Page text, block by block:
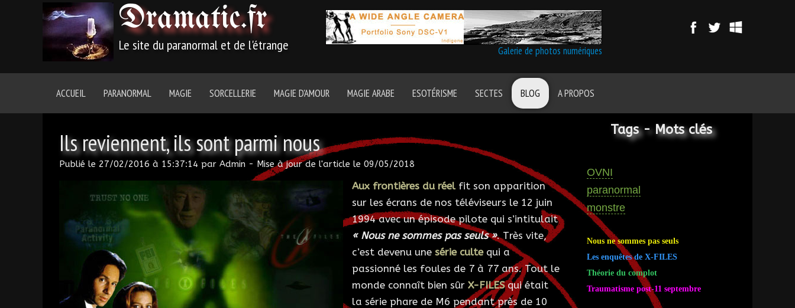
Dramatic.fr
Le site du paranormal et de l'étrange Galerie de photos numériques
ACCUEIL PARANORMAL MAGIE SORCELLERIE MAGIE D'AMOUR MAGIE ARABE ESOTÉRISME SECTES BLOG A PROPOS
Ils reviennent, ils sont parmi nous
Publié le 27/02/2016 à 15:37:14 par Admin - Mise à jour de l'article le 09/05/2018
Aux frontières du réelfit son apparition
sur les écrans de nos téléviseurs le 12 juin
1994 avec un épisode pilote qui s’intitulait
« Nous ne sommes pas seuls ». Très vite,
c’est devenu une série cultequi a
passionné les foules de 7 à 77 ans. Tout le
monde connaît bien sûr X-FILESqui était
la série phare de M6 pendant près de 10
Tags - Mots clés
OVNI
paranormal
monstre
Nous ne sommes pas seuls
Les enquêtes de X-FILES
Théorie du complot
Traumatisme post-11 septembre